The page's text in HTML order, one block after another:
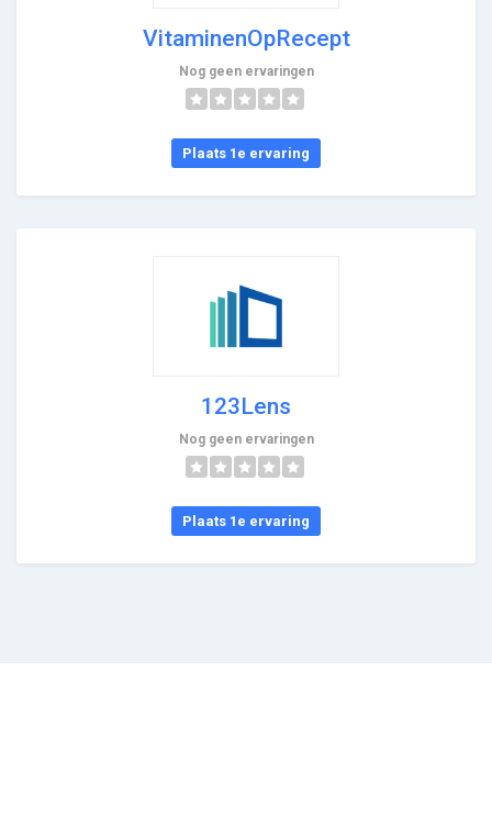
VitaminenOpRecept
Nog geen ervaringen
Plaats 1e ervaring
123Lens
Nog geen ervaringen
Plaats 1e ervaring